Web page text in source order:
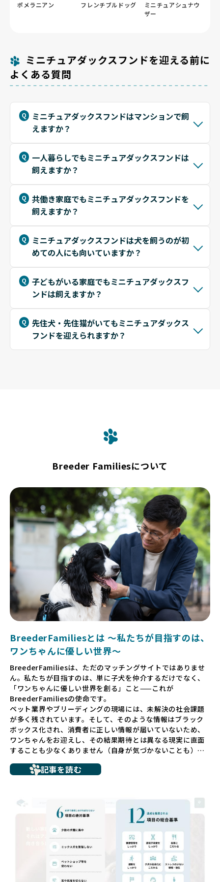
ポメラニアン フレンチブルドッグ
ミニチュアシュナウ
ザー
ミニチュアダックスフンドを迎える前に
よくある質問
ミニチュアダックスフンドはマンションで飼
えますか？
一人暮らしでもミニチュアダックスフンドは
飼えますか？
共働き家庭でもミニチュアダックスフンドを
飼えますか？
ミニチュアダックスフンドは犬を飼うのが初
めての人にも向いていますか？
子どもがいる家庭でもミニチュアダックスフ
ンドは飼えますか？
先住犬・先住猫がいてもミニチュアダックス
フンドを迎えられますか？
Breeder Familiesについて
BreederFamiliesとは 〜私たちが目指すのは、
ワンちゃんに優しい世界〜
BreederFamiliesは、ただのマッチングサイトではありませ
ん。私たちが目指すのは、単に子犬を仲介するだけでなく、
「ワンちゃんに優しい世界を創る」こと——これが
BreederFamiliesの使命です。
ペット業界やブリーディングの現場には、未解決の社会課題
が多く残されています。そして、そのような情報はブラック
ボックス化され、消費者に正しい情報が届いていないため、
ワンちゃんをお迎えし、その結果期待とは異なる現実に直面
することも少なくありません（自身が気づかないことも）。
ち、健康面や社会性に問題を抱えていたり、またブリーダー
いるというケースもあります。こうした問題は、消費者にと
っても大きな負担であり、ワンちゃん自身にとっても非常に
だからこそ、私たちは正しい情報と安心して選べる場所を提
供すべきだと考えています。BreederFamiliesでは、ワンち
ゃんを家族のように愛する「優良ブリーダー」のみを独自の
厳しい基準で厳選し、その評価基準や評価結果をオープンに
しています。これにより、消費者の皆様が安心して子犬やブ
記事を読む